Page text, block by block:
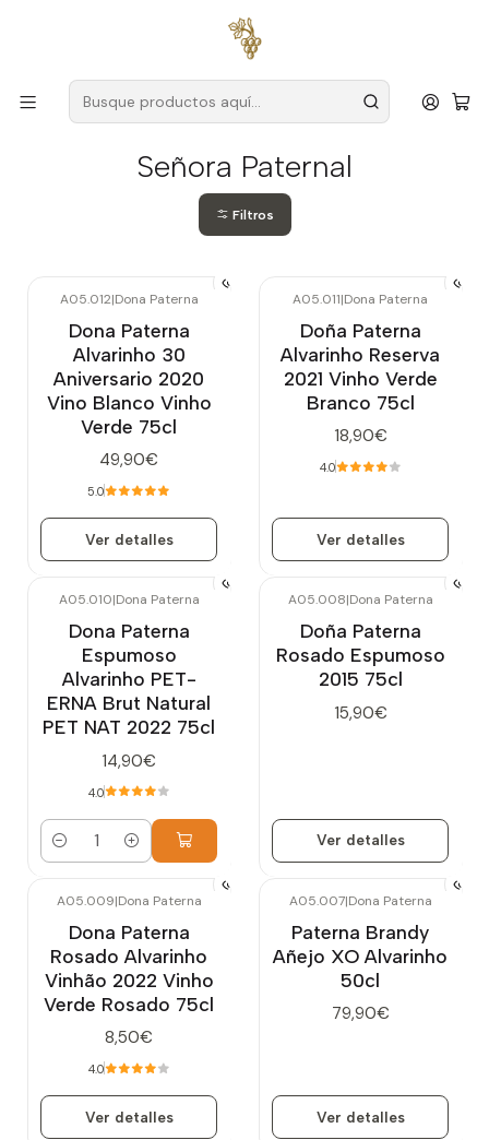
para pedidos superiores a
Productores
Vino Verde (Monção & Melgaço)
Señora Paternal
Señora Paternal
Filtros
A05.012|Dona Paterna
Dona Paterna
Alvarinho 30
Aniversario 2020
Vino Blanco Vinho
Verde 75cl
49,90€
5.0
Ver detalles
A05.011|Dona Paterna
Doña Paterna
Alvarinho Reserva
2021 Vinho Verde
Branco 75cl
18,90€
4.0
Ver detalles
A05.010|Dona Paterna
Dona Paterna
Espumoso
Alvarinho PET-
ERNA Brut Natural
PET NAT 2022 75cl
14,90€
4.0
Cantidad
A05.008|Dona Paterna
Doña Paterna
Rosado Espumoso
2015 75cl
15,90€
Ver detalles
A05.009|Dona Paterna
Dona Paterna
Rosado Alvarinho
Vinhão 2022 Vinho
Verde Rosado 75cl
8,50€
4.0
Ver detalles
A05.007|Dona Paterna
Paterna Brandy
Añejo XO Alvarinho
50cl
79,90€
Ver detalles